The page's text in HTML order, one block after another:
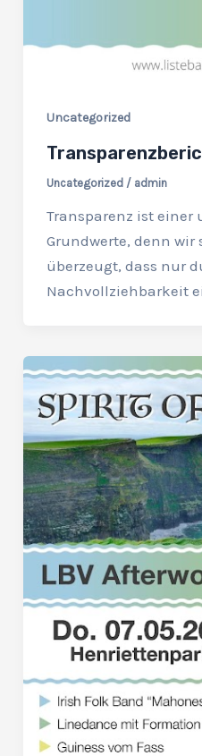
Uncategorized
Uncategorized / admin
Transparenz ist einer
Grundwerte, denn wir
überzeugt, dass nur
Nachvollziehbarkeit